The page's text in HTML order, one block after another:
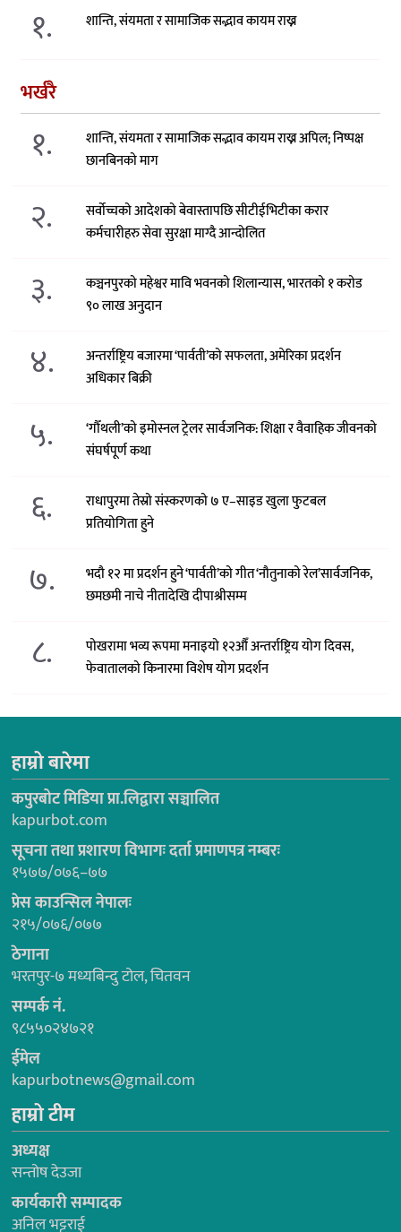
१. शान्ति, संयमता र सामाजिक सद्भाव कायम राख्न
भर्खरै
१.
शान्ति, संयमता र सामाजिक सद्भाव कायम राख्न अपिल; निष्पक्ष
छानबिनको माग
२.
सर्वोच्चको आदेशको बेवास्तापछि सीटीईभिटीका करार
कर्मचारीहरु सेवा सुरक्षा माग्दै आन्दोलित
३.
कञ्चनपुरको महेश्वर मावि भवनको शिलान्यास, भारतको १ करोड
९० लाख अनुदान
४.
अन्तर्राष्ट्रिय बजारमा ‘पार्वती’को सफलता, अमेरिका प्रदर्शन
अधिकार बिक्री
५.
‘गौँथली’को इमोस्नल ट्रेलर सार्वजनिक: शिक्षा र वैवाहिक जीवनको
संघर्षपूर्ण कथा
६.
राधापुरमा तेस्रो संस्करणको ७ ए–साइड खुला फुटबल
प्रतियोगिता हुने
७.
भदौ १२ मा प्रदर्शन हुने ‘पार्वती’को गीत ‘नौतुनाको रेल’सार्वजनिक,
छमछमी नाचे नीतादेखि दीपाश्रीसम्म
८.
पोखरामा भव्य रूपमा मनाइयो १२औँ अन्तर्राष्ट्रिय योग दिवस,
फेवातालको किनारमा विशेष योग प्रदर्शन
हाम्रो बारेमा
कपुरबोट मिडिया प्रा.लिद्वारा सञ्चालित
kapurbot.com
सूचना तथा प्रशारण विभागः दर्ता प्रमाणपत्र नम्बरः
१५७७/०७६–७७
प्रेस काउन्सिल नेपालः
२१५/०७६/०७७
ठेगाना
भरतपुर-७ मध्यबिन्दु टोल, चितवन
सम्पर्क नं.
९८५५०२४७२१
ईमेल
kapurbotnews@gmail.com
हाम्रो टीम
अध्यक्ष
सन्तोष देउजा
कार्यकारी सम्पादक
अनिल भट्टराई